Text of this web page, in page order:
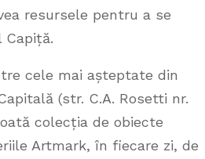
resursele pentru a se
Capiță.
cele mai așteptate din
(str. C.A. Rosetti nr.
colecția de obiecte
Artmark, în fiecare zi, de